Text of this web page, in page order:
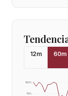
12m 60m
75%
100%